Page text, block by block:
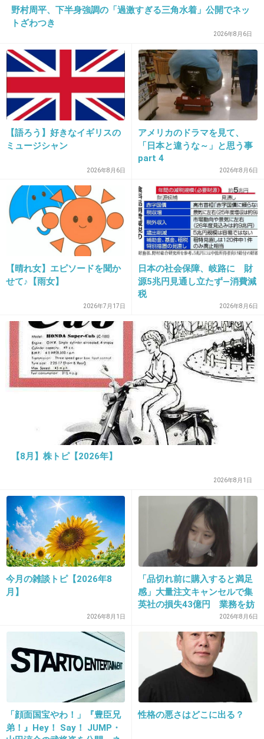
憎まれ口叩き合いながら頑張って下さい(笑)
-9
金スマでも格差について話してたよね。
大学時代から大泉洋は別格だったって。
+440 -4
2018/05/20(日) 01:00:22
チーム内で１人売れてる人もツラいと思うよ。
+479 -7
18. 匿名 2018/05/20(日) 01:00:59
お父さん！
+14
19. 匿名2018/05/20(日) 01:03:15
その分、大泉洋は頑張ってるだろ…同じ仕事量
でそれなら問題だけどさ、リーダーとかはその
辺しっかりわかってそう。音尾さんも嫌いじゃ
ないけどね‼︎
-11
けどな。
21. 匿名2018/05/20(日) 01:08:49
野村周平、下半身強調の「過激すぎる三角水着」公開でネッ
トざわつき
2026年8月6日
【語ろう】好きなイギリスの
ミュージシャン
2026年8月6日
アメリカのドラマを見て、
「日本と違うな～」と思う事
part 4
2026年8月6日
【晴れ女】エピソードを聞か
せて♪【雨女】
2026年7月17日
日本の社会保障、岐路に 財
源5兆円見通し立たず―消費減
税
2026年8月6日
【8月】株トピ【2026年】
2026年8月1日
今月の雑談トピ【2026年8
月】
2026年8月1日
「品切れ前に購入すると満足
感」大量注文キャンセルで集
英社の損失43億円 業務を妨
害した疑いで32歳女を逮捕
2026年8月6日
「顔面国宝やわ！」『豊臣兄
弟！』Hey！ Say！ JUMP・
性格の悪さはどこに出る？